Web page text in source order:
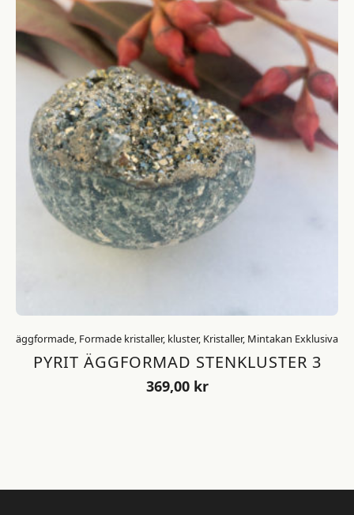
äggformade, Formade kristaller, kluster, Kristaller, Mintakan Exklusiva
PYRIT ÄGGFORMAD STENKLUSTER 3
369,00 kr